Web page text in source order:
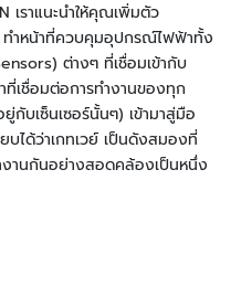
ราแนะนำให้คุณเพิ่มตัว
ทำหน้าที่ควบคุมอุปกรณ์ไฟฟ้าทั้ง
ต่างๆ ที่เชื่อมเข้ากับ
เชื่อมต่อการทำงานของทุก
กับเซ็นเซอร์นั้นๆ) เข้ามาสู่มือ
ได้ว่าเกทเวย์ เป็นดังสมองที่
งานกันอย่างสอดคล้องเป็นหนึ่ง